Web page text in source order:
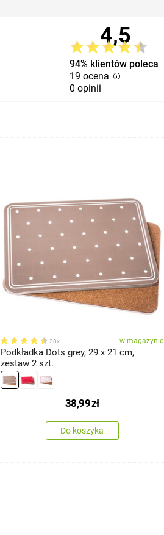
4,5
94% klientów poleca
19 ocena
0 opinii
28x w magazynie
Podkładka Dots grey, 29 x 21 cm,
zestaw 2 szt.
38,99zł
Do koszyka